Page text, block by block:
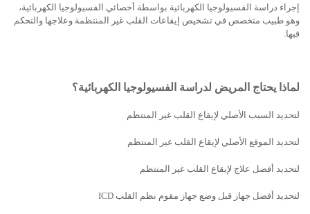
إجراء دراسة الفسيولوجيا الكهربائية بواسطة أخصائي الفسيولوجيا الكهربائية،
وهو طبيب متخصص في تشخيص إيقاعات القلب غير المنتظمة وعلاجها والتحكم
فيها.
لماذا يحتاج المريض لدراسة الفسيولوجيا الكهربائية؟
لتحديد السبب الأصلي لإيقاع القلب غير المنتظم
لتحديد الموقع الأصلي لإيقاع القلب غير المنتظم
لتحديد أفضل علاج لإيقاع القلب غير المنتظم
لتحديد أفضل جهاز قبل وضع جهاز مقوم نظم القلب ICD